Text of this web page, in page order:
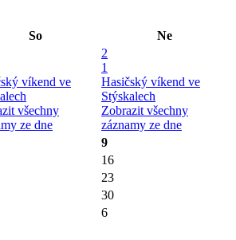
So Ne
víkend ve
všechny
ze dne
2
1
Hasičský víkend ve
Stýskalech
Zobrazit všechny
záznamy ze dne
9
16
23
30
6